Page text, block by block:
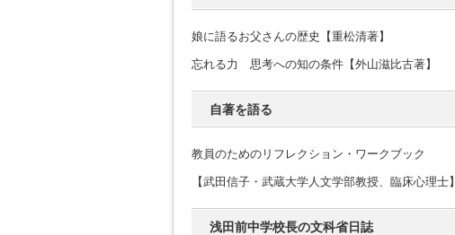
娘に語るお父さんの歴史【重松清著】
忘れる力 思考への知の条件【外山滋比古著】
自著を語る
教員のためのリフレクション・ワークブック
【武田信子・武蔵大学人文学部教授、臨床心理士】
浅田前中学校長の文科省日誌